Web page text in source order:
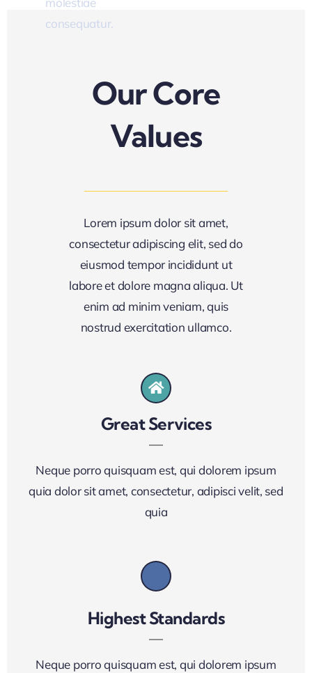
consequatur.
Our Core
Values
Lorem ipsum dolor sit amet,
consectetur adipiscing elit, sed do
eiusmod tempor incididunt ut
labore et dolore magna aliqua. Ut
enim ad minim veniam, quis
nostrud exercitation ullamco.
Great Services
Neque porro quisquam est, qui dolorem ipsum
quia dolor sit amet, consectetur, adipisci velit, sed
quia
Highest Standards
Neque porro quisquam est, qui dolorem ipsum